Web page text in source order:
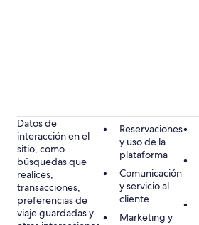
Datos de
interacción en el
sitio, como
búsquedas que
realices,
transacciones,
preferencias de
viaje guardadas y
Reservaciones
y uso de la
plataforma
Comunicación
y servicio al
cliente
Marketing y